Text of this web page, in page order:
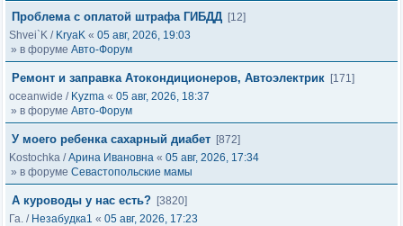
Проблема с оплатой штрафа ГИБДД [12]
Shvei`K / KryaK « 05 авг, 2026, 19:03
» в форуме Авто-Форум
Ремонт и заправка Атокондиционеров, Автоэлектрик [171]
oceanwide / Kyzma « 05 авг, 2026, 18:37
» в форуме Авто-Форум
У моего ребенка сахарный диабет [872]
Kostochka /Арина Ивановна « 05 авг, 2026, 17:34
» в форуме Севастопольские мамы
А куроводы у нас есть? [3820]
Га. / Незабудка1 « 05 авг, 2026, 17:23